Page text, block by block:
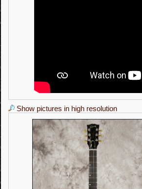
Show pictures in high resolution